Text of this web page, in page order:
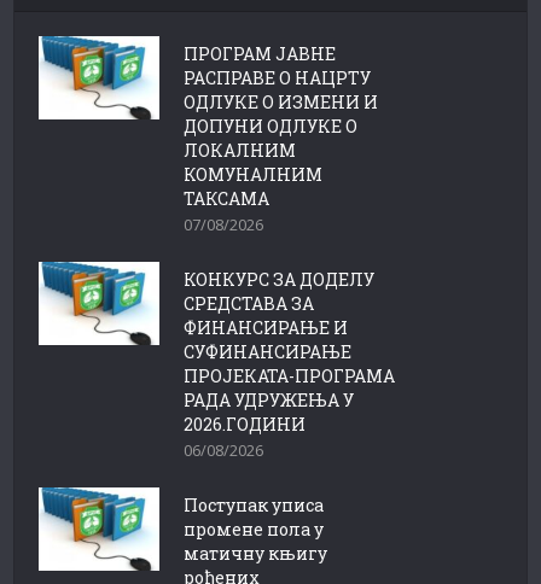
ПРОГРАМ ЈАВНЕ
РАСПРАВЕ О НАЦРТУ
ОДЛУКЕ О ИЗМЕНИ И
ДОПУНИ ОДЛУКЕ О
ЛОКАЛНИМ
КОМУНАЛНИМ
ТАКСАМА
07/08/2026
КОНКУРС ЗА ДОДЕЛУ
СРЕДСТАВА ЗА
ФИНАНСИРАЊЕ И
СУФИНАНСИРАЊЕ
ПРОЈЕКАТА-ПРОГРАМА
РАДА УДРУЖЕЊА У
2026.ГОДИНИ
06/08/2026
Поступак уписа
промене пола у
матичну књигу
рођених